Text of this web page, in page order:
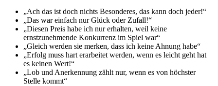
„Ach das ist doch nichts Besonderes, das kann doch jeder!“
„Das war einfach nur Glück oder Zufall!“
„Diesen Preis habe ich nur erhalten, weil keine
ernstzunehmende Konkurrenz im Spiel war“
„Gleich werden sie merken, dass ich keine Ahnung habe“
„Erfolg muss hart erarbeitet werden, wenn es leicht geht hat
es keinen Wert!“
„Lob und Anerkennung zählt nur, wenn es von höchster
Stelle kommt“